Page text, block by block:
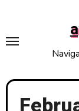
content